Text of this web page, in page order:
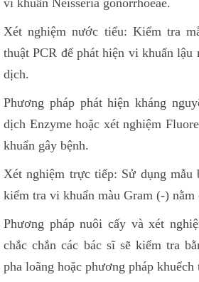
vi khuẩn Neisseria gonorrhoeae.
Xét nghiệm nước tiểu: Kiểm tra
thuật PCR để phát hiện vi khuẩn lậu
dịch.
Phương pháp phát hiện kháng
dịch Enzyme hoặc xét nghiệm
khuẩn gây bệnh.
Xét nghiệm trực tiếp: Sử dụng mẫu
kiểm tra vi khuẩn màu Gram (-) nằm
Phương pháp nuôi cấy và xét
chắc chắn các bác sĩ sẽ kiểm tra
pha loãng hoặc phương pháp khuếch